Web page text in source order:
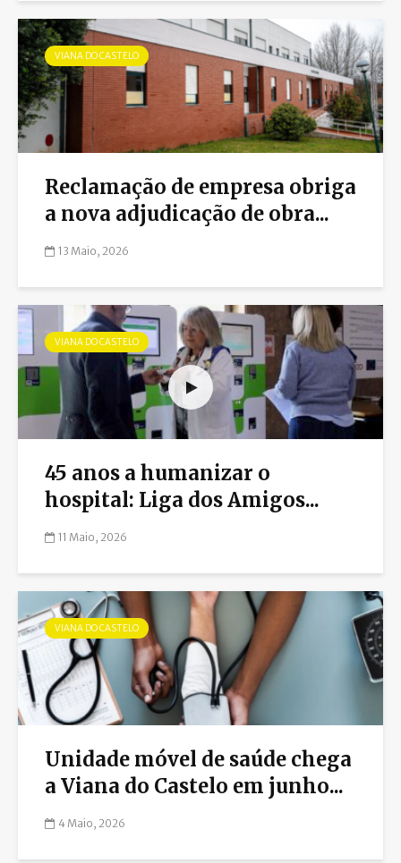
VIANA DO CASTELO
Reclamação de empresa obriga
a nova adjudicação de obra...
13 Maio, 2026
VIANA DO CASTELO
45 anos a humanizar o
hospital: Liga dos Amigos...
11 Maio, 2026
VIANA DO CASTELO
Unidade móvel de saúde chega
a Viana do Castelo em junho...
4 Maio, 2026